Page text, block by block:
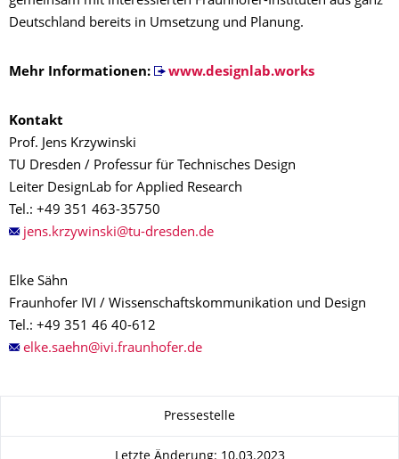
Deutschland bereits in Umsetzung und Planung.
Mehr Informationen: www.designlab.works
Kontakt
Prof. Jens Krzywinski
TU Dresden / Professur für Technisches Design
Leiter DesignLab for Applied Research
Tel.: +49 351 463-35750
Elke Sähn
Fraunhofer IVI / Wissenschaftskommunikation und Design
Tel.: +49 351 46 40-612
Pressestelle
Letzte Änderung: 10.03.2023